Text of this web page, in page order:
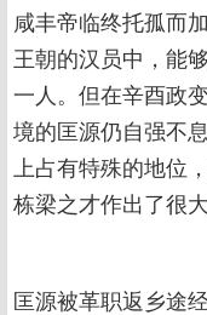
咸丰帝临终托孤而
王朝的汉员中，能
一人。但在辛酉政
境的匡源仍自强不
上占有特殊的地位
栋梁之才作出了很大
匡源被革职返乡途